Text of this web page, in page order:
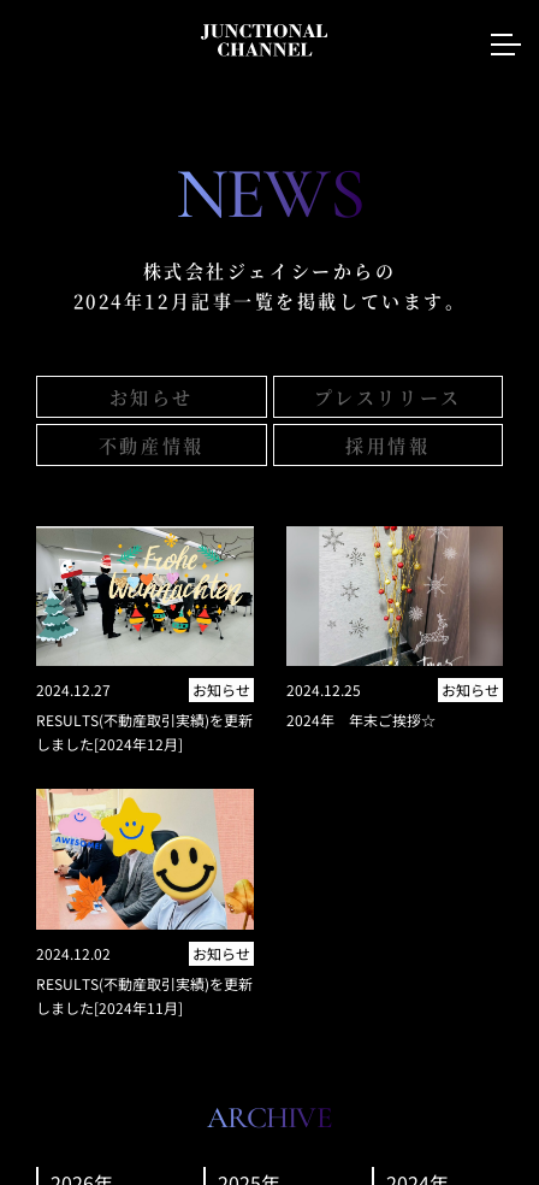
NEWS
株式会社ジェイシーからの
2024年12月記事一覧を掲載しています。
お知らせ
プレスリリース
不動産情報
採用情報
2024.12.27
お知らせ
RESULTS(不動産取引実績)を更新
しました[2024年12月]
2024.12.25
お知らせ
2024年 年末ご挨拶☆
2024.12.02
お知らせ
RESULTS(不動産取引実績)を更新
しました[2024年11月]
ARCHIVE